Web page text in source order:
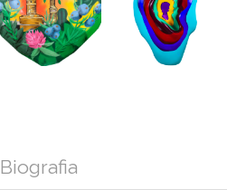
Biografia